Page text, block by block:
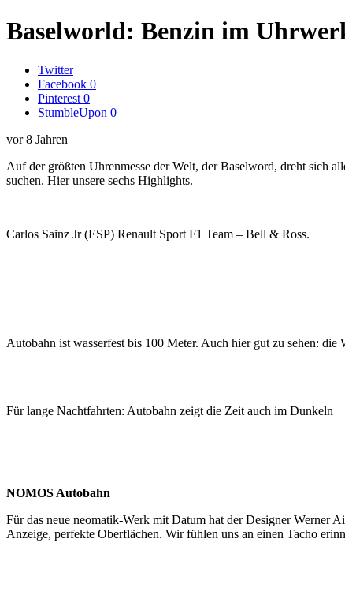
Baselworld: Benzin im
Twitter
Facebook 0
Pinterest 0
StumbleUpon 0
vor 8 Jahren
Auf der größten Uhrenmesse der Welt, der Baselword, dreht sich
suchen. Hier unsere sechs Highlights.
Carlos Sainz Jr (ESP) Renault Sport F1 Team – Bell & Ross.
Autobahn ist wasserfest bis 100 Meter. Auch hier gut zu sehen:
Für lange Nachtfahrten: Autobahn zeigt die Zeit auch im Dunkeln
NOMOS Autobahn
Für das neue neomatik-Werk mit Datum hat der Designer Werner
Anzeige, perfekte Oberflächen. Wir fühlen uns an einen Tacho